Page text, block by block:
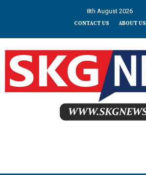
8th August 2026
CONTACT US ABOUT US